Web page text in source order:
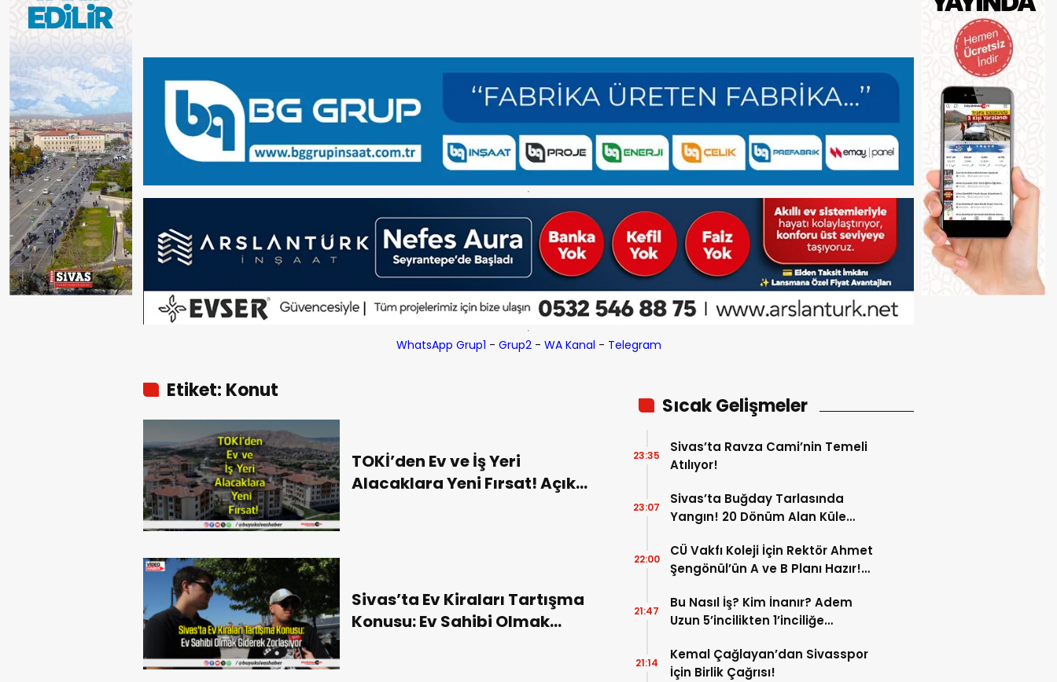
WhatsApp Grup1 - Grup2- WA Kanal - Telegram
Etiket: Konut
TOKİ’den Ev ve İş Yeri
Alacaklara Yeni Fırsat! Açık
Sivas’ta Ev Kiraları Tartışma
Konusu: Ev Sahibi Olmak
Sıcak Gelişmeler
Sivas’ta Ravza Cami’nin Temeli
Atılıyor!
23:35
Sivas’ta Buğday Tarlasında
Yangın! 20 Dönüm Alan Küle
23:07
CÜ Vakfı Koleji İçin Rektör Ahmet
Şengönül’ün A ve B Planı Hazır!
Çözmek!
22:00
Bu Nasıl İş? Kim İnanır? Adem
Uzun 5’incilikten 1’inciliğe
21:47
Kemal Çağlayan’dan Sivasspor
İçin Birlik Çağrısı!
21:14